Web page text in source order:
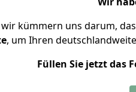
wir kümmern uns darum,
, um Ihren
Füllen Sie jetzt das